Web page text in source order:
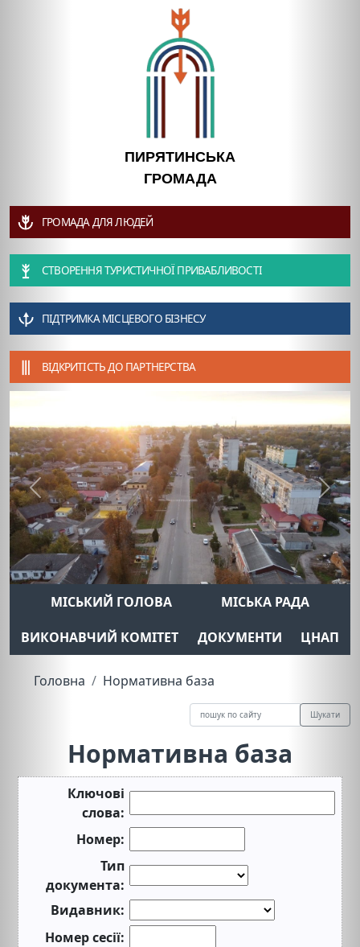
ПИРЯТИНСЬКА
ГРОМАДА
ГРОМАДА ДЛЯ ЛЮДЕЙ
СТВОРЕННЯ ТУРИСТИЧНОЇ ПРИВАБЛИВОСТІ
ПІДТРИМКА МІСЦЕВОГО БІЗНЕСУ
ВІДКРИТІСТЬ ДО ПАРТНЕРСТВА
Previous Next
МІСЬКИЙ ГОЛОВА
МІСЬКА РАДА
ВИКОНАВЧИЙ КОМІТЕТ
ДОКУМЕНТИ ЦНАП
Головна Нормативна база
Шукати
Нормативна база
Ключові
слова:
Номер:
Тип
документа:
Видавник:
Номер сесії: